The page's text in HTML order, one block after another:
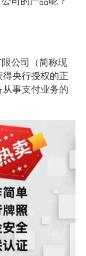
公司（简称现
央行授权的正
事支付业务的